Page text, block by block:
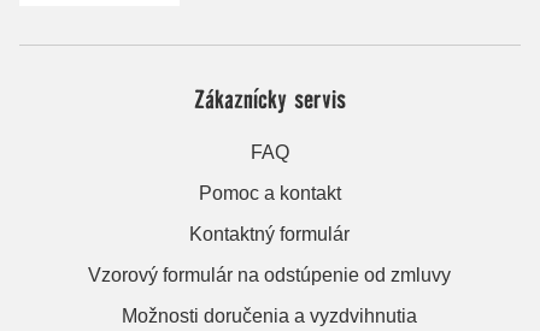
Zákaznícky servis
FAQ
Pomoc a kontakt
Kontaktný formulár
Vzorový formulár na odstúpenie od zmluvy
Možnosti doručenia a vyzdvihnutia